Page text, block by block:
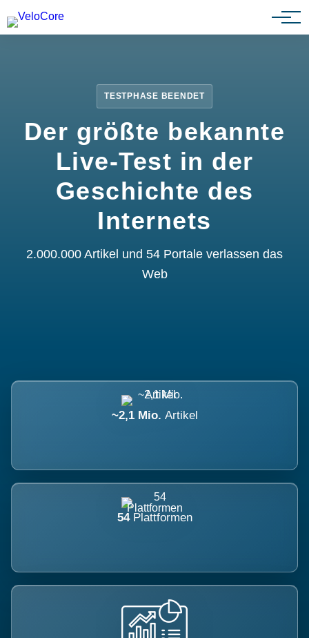
Partnerprogramm
TESTPHASE BEENDET
Der größte bekannte
Live-Test in der
Geschichte des
Internets
2.000.000 Artikel und 54 Portale verlassen das
Web
~2,1 Mio. Artikel
54 Plattformen